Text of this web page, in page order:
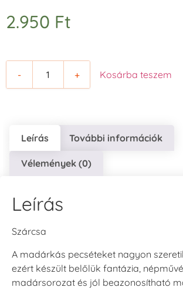
2.950 Ft
- + Kosárba teszem
Leírás További információk
Vélemények (0)
Leírás
Szárcsa
A madárkás pecséteket nagyon
ezért készült belőlük fantázia,
madársorozat és jól beazonosítható